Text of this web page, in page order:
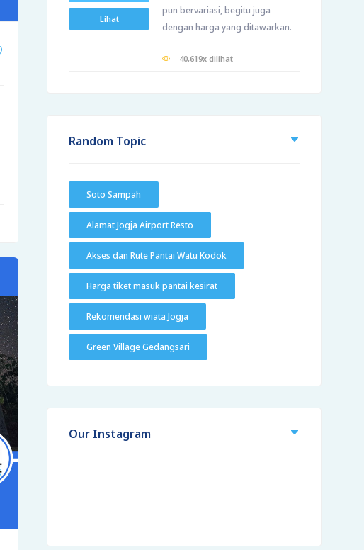
Lihat
pun bervariasi, begitu juga
dengan harga yang ditawarkan.
40,619x dilihat
Random Topic
Soto Sampah
Alamat Jogja Airport Resto
Akses dan Rute Pantai Watu Kodok
Harga tiket masuk pantai kesirat
Rekomendasi wiata Jogja
Green Village Gedangsari
Our Instagram